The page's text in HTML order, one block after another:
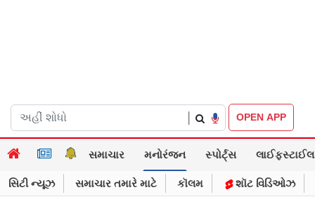
OPEN APP
સમાચાર મનોરંજન સ્પોર્ટ્સ લાઈફસ્ટાઈલ
સિટી ન્યૂઝ સમાચાર તમારે માટે કૉલમ શૉટ વિડિઓઝ